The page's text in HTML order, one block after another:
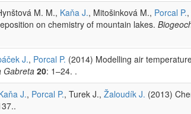
M. M., Kaňa J., Mitošinková M., Porcal P.
on chemistry of mountain lakes.
J., Porcal P. (2014) Modelling air
Gabreta20: 1–24. .
J., Porcal P., Turek J., Žaloudík J. (2013)